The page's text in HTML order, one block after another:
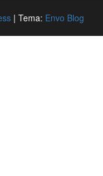
| Tema: Envo Blog